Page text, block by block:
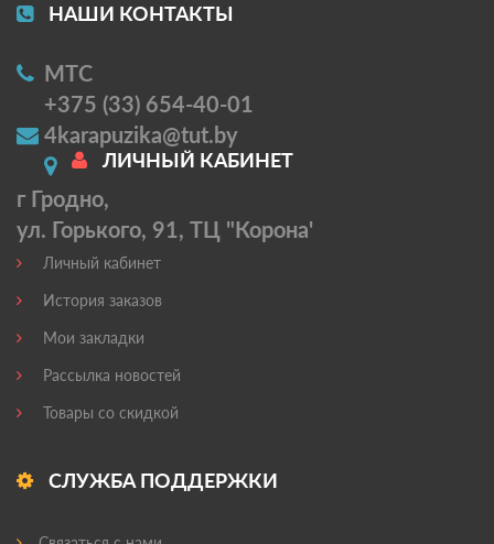
НАШИ КОНТАКТЫ
МТС
+375 (33) 654-40-01
4karapuzika@tut.by
г Гродно,
ул. Горького, 91, ТЦ "Корона'
ЛИЧНЫЙ КАБИНЕТ
Личный кабинет
История заказов
Мои закладки
Рассылка новостей
Товары со скидкой
СЛУЖБА ПОДДЕРЖКИ